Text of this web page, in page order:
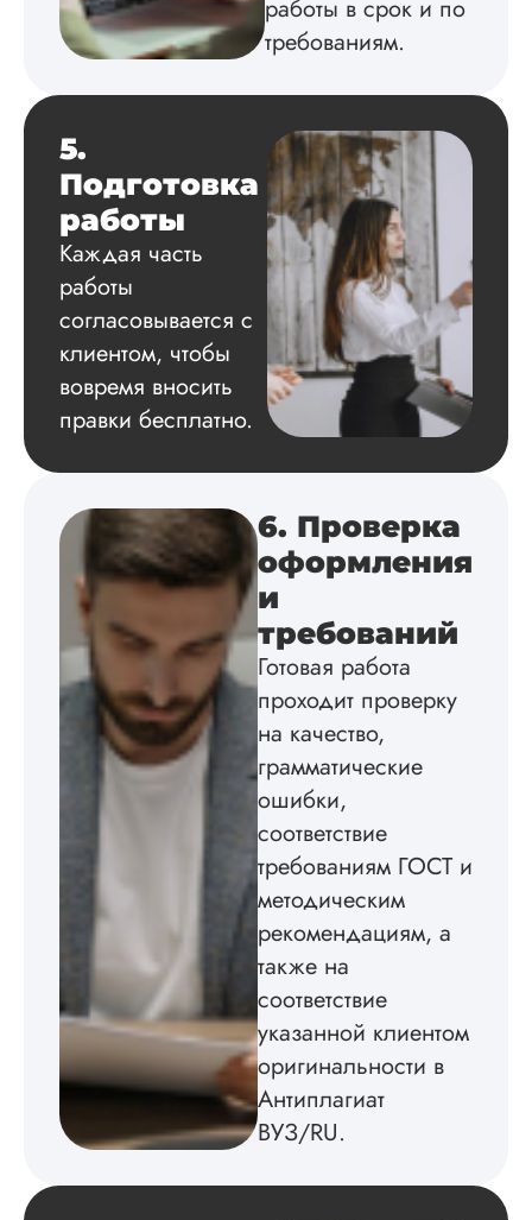
работы в срок и по
требованиям.
5.
Подготовка
работы
Каждая часть
работы
согласовывается с
клиентом, чтобы
вовремя вносить
правки бесплатно.
6. Проверка
оформления
и
требований
Готовая работа
проходит проверку
на качество,
грамматические
ошибки,
соответствие
требованиям ГОСТ и
методическим
рекомендациям, а
также на
соответствие
указанной клиентом
оригинальности в
Антиплагиат
ВУЗ/RU.